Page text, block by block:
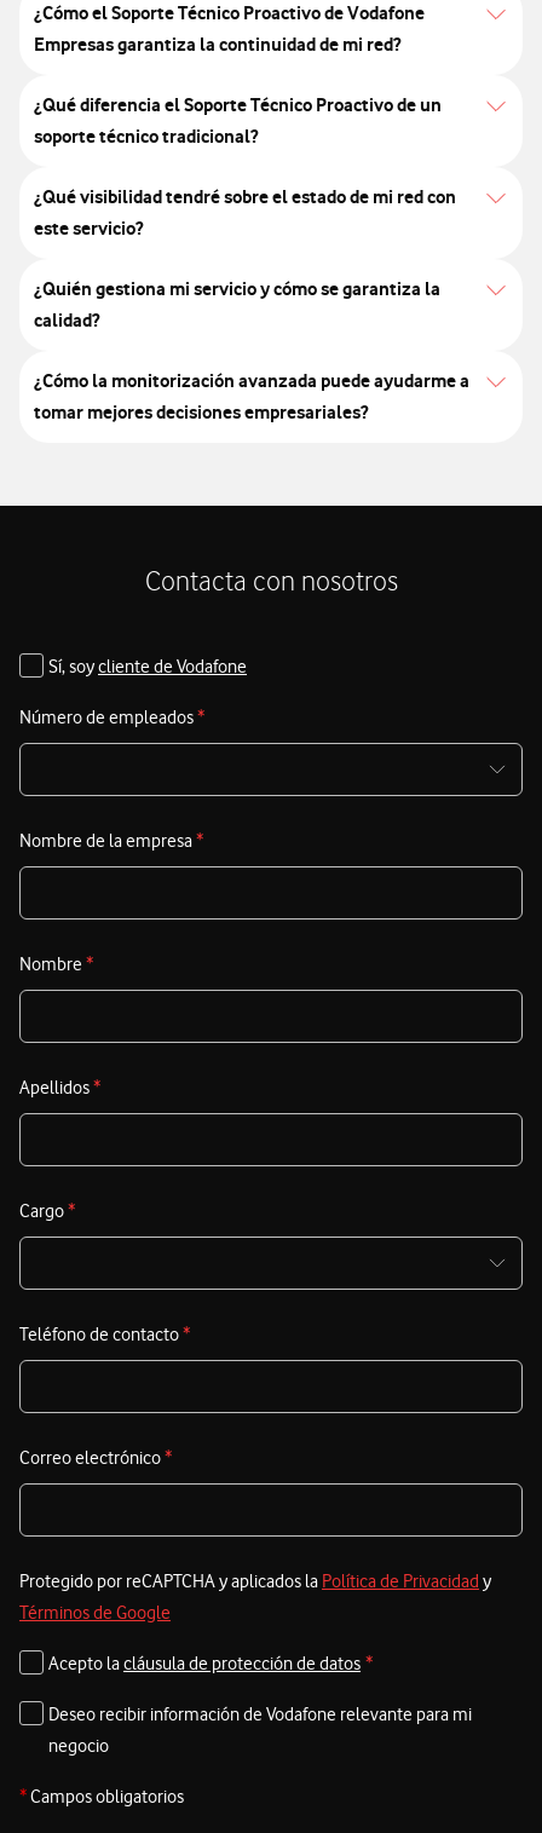
¿Cómo el Soporte Técnico Proactivo de Vodafone
Empresas garantiza la continuidad de mi red?
¿Qué diferencia el Soporte Técnico Proactivo de un
soporte técnico tradicional?
¿Qué visibilidad tendré sobre el estado de mi red con
este servicio?
¿Quién gestiona mi servicio y cómo se garantiza la
calidad?
¿Cómo la monitorización avanzada puede ayudarme a
tomar mejores decisiones empresariales?
Contacta con nosotros
Sí, soycliente de Vodafone
Número de empleados*
Nombre de la empresa*
Nombre *
Apellidos*
Cargo*
Teléfono de contacto*
Correo electrónico*
Protegido por reCAPTCHA y aplicados la Política de Privacidad y
Términos de Google
Acepto lacláusula de protección de datos *
Deseo recibir información de Vodafone relevante para mi
negocio
*Campos obligatorios